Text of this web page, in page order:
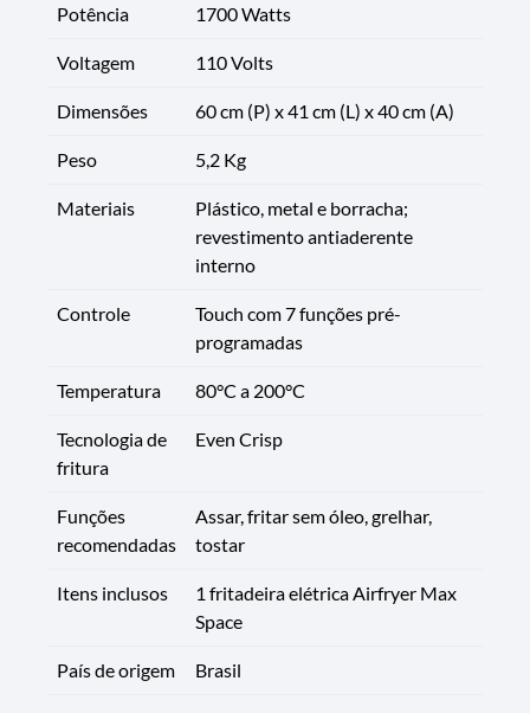
Potência 1700 Watts
Voltagem 110 Volts
Dimensões 60 cm (P) x 41 cm (L) x 40 cm (A)
Peso 5,2 Kg
Materiais
Plástico, metal e borracha;
revestimento antiaderente
interno
Controle
Touch com 7 funções pré-
programadas
Temperatura 80°C a 200°C
Tecnologia de
fritura
Even Crisp
Funções
recomendadas
Assar, fritar sem óleo, grelhar,
tostar
Itens inclusos
1 fritadeira elétrica Airfryer Max
Space
País de origem Brasil